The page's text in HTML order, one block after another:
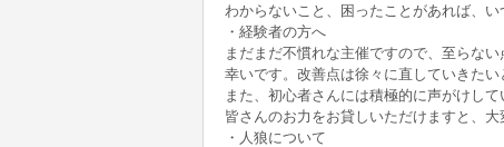
わからないこと、困ったことがあれば、
・経験者の方へ
まだまだ不慣れな主催ですので、至らな
幸いです。改善点は徐々に直していきた
また、初心者さんには積極的に声がけし
皆さんのお力をお貸しいただけますと、
・人狼について